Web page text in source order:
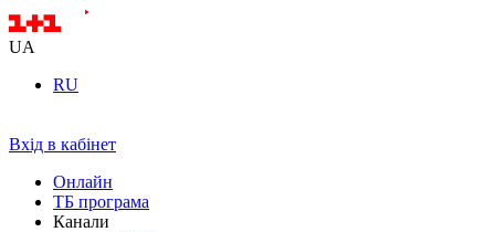
UA
RU
Вхід в кабінет
Онлайн
ТБ програма
Канали